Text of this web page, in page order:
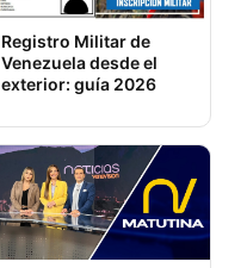
Registro Militar de
Venezuela desde el
exterior: guía 2026